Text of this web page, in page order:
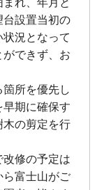
れ、年月と
台設置当初の
況となって
できず、お
所を優先し
期に確保す
木の剪定を行
修の予定は
ら富士山がご